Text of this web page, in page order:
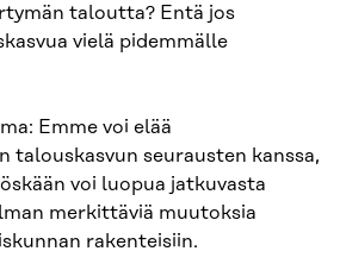
taloutta? Entä jos
vielä pidemmälle
Emme voi elää
talouskasvun seurausten kanssa,
voi luopua jatkuvasta
merkittäviä muutoksia
rakenteisiin.